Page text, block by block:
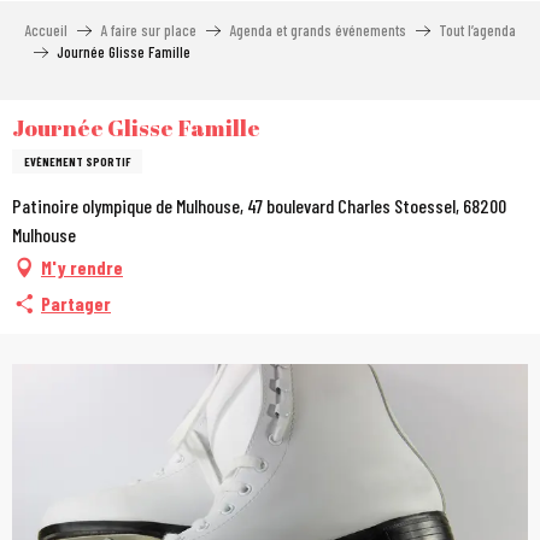
Accueil A faire sur place Agenda et grands événements
Tout l’agenda
Journée Glisse Famille
Journée Glisse Famille
EVÈNEMENT SPORTIF
Patinoire olympique de Mulhouse, 47 boulevard Charles Stoessel, 68200
Mulhouse
M'y rendre
Partager